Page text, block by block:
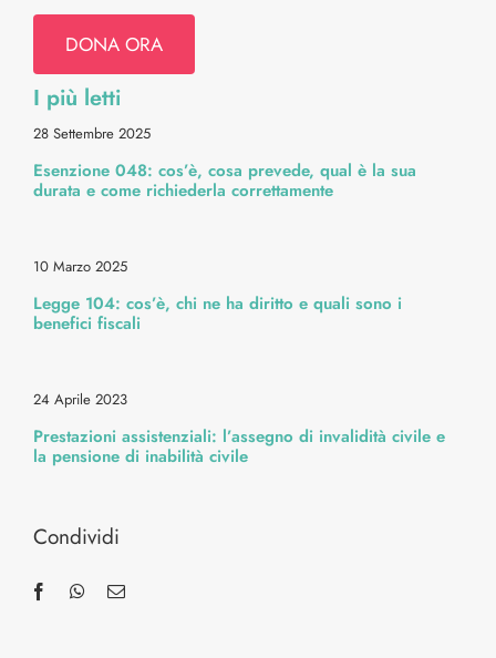
Diritti & Info Pratiche
Alimentazione & Ricette
Cura Corpo & Benessere
Energia & Movimento
Medicina & Dintorni
DONA ORA
I più letti
28 Settembre 2025
Esenzione 048: cos’è, cosa prevede, qual è la sua
durata e come richiederla correttamente
10 Marzo 2025
Legge 104: cos’è, chi ne ha diritto e quali sono i
benefici fiscali
24 Aprile 2023
Prestazioni assistenziali: l’assegno di invalidità civile e
la pensione di inabilità civile
Condividi